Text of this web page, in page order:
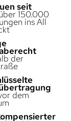
seit
150.000
ins All
der
dem